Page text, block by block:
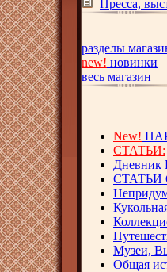
Пресса,
разделы
new! новинки
весь магазин
New!
СТАТЬИ:
Дневник
СТАТЬИ
Музеи,
Общая